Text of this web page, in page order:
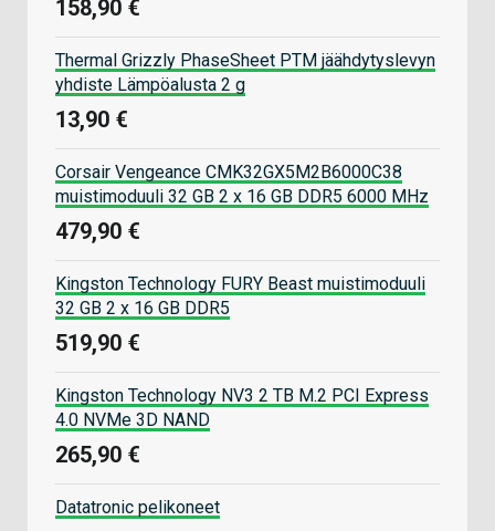
158,90 €
Thermal Grizzly PhaseSheet PTM jäähdytyslevyn
yhdiste Lämpöalusta 2 g
13,90 €
Corsair Vengeance CMK32GX5M2B6000C38
muistimoduuli 32 GB 2 x 16 GB DDR5 6000 MHz
479,90 €
Kingston Technology FURY Beast muistimoduuli
32 GB 2 x 16 GB DDR5
519,90 €
Kingston Technology NV3 2 TB M.2 PCI Express
4.0 NVMe 3D NAND
265,90 €
Datatronic pelikoneet